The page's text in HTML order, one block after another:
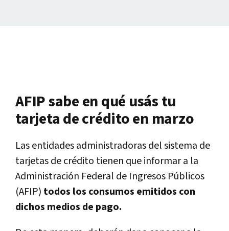
AFIP sabe en qué usás tu
tarjeta de crédito en marzo
Las entidades administradoras del sistema de
tarjetas de crédito tienen que informar a la
Administración Federal de Ingresos Públicos
(AFIP) todos los consumos emitidos con
dichos medios de pago.